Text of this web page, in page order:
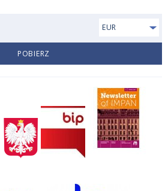
EUR
POBIERZ